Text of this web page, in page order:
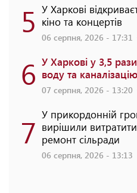
5 У Харкові
кіно та концертів
06 серпня, 2026 - 17:31
6 У Харкові у 3,5
воду та каналізацію
07 серпня, 2026 - 13:20
7 У прикордонній
вирішили
ремонт сільради
06 серпня, 2026 - 13:13